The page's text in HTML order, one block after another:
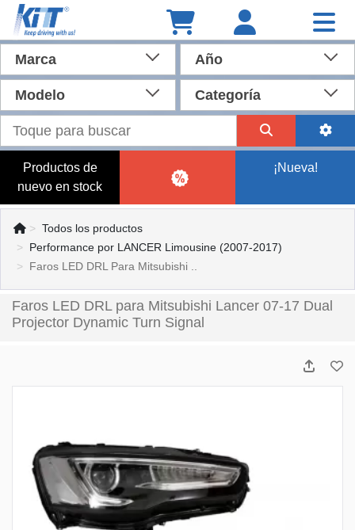
Marca Año
Modelo Categoría
Productos de
nuevo en stock
¡Nueva!
Todos los productos
Performance por LANCER Limousine (2007-2017)
Faros LED DRL Para Mitsubishi ..
Faros LED DRL para Mitsubishi Lancer 07-17 Dual
Projector Dynamic Turn Signal